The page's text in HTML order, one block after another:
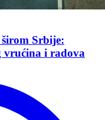
Srbije:
vrućina i radova